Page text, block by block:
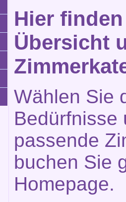
Hier
Übersicht
Wählen Sie
Bedürfnisse
passende
buchen Sie
Homepage.